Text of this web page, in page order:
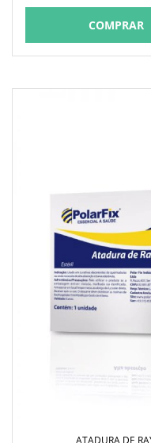
COMPRAR
ATADURA DE